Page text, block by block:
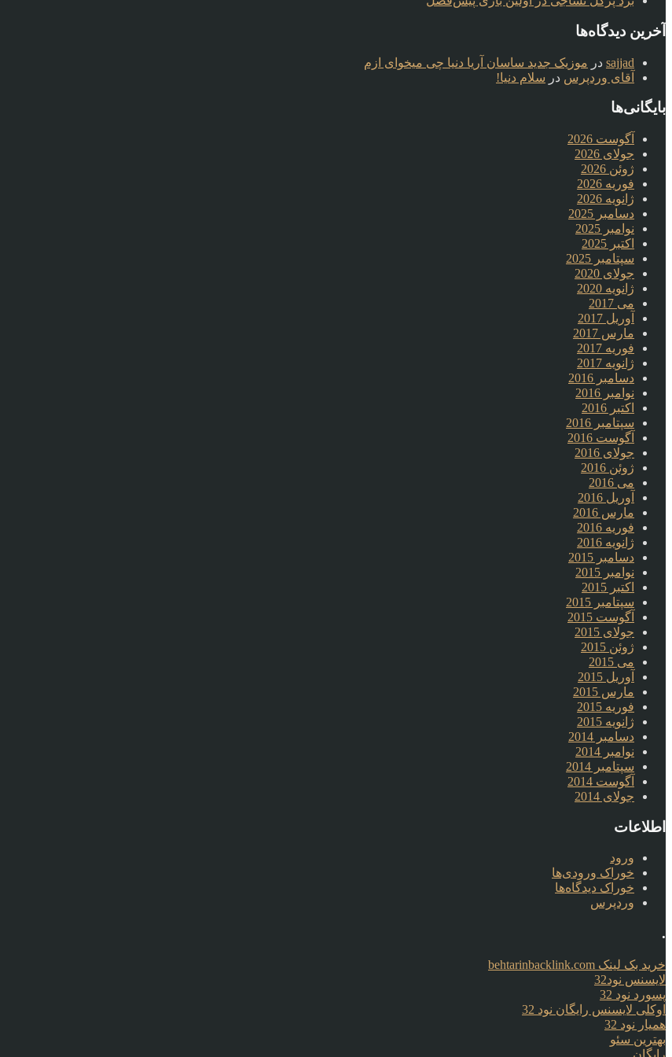
آخرین دیدگاه‌ها
sajjad در موزیک جدید ساسان آریا دنیا چی میخوای ازم
آقای وردپرس در سلام دنیا!
بایگانی‌ها
آگوست 2026
جولای 2026
ژوئن 2026
فوریه 2026
ژانویه 2026
دسامبر 2025
نوامبر 2025
اکتبر 2025
سپتامبر 2025
جولای 2020
ژانویه 2020
می 2017
آوریل 2017
مارس 2017
فوریه 2017
ژانویه 2017
دسامبر 2016
نوامبر 2016
اکتبر 2016
سپتامبر 2016
آگوست 2016
جولای 2016
ژوئن 2016
می 2016
آوریل 2016
مارس 2016
فوریه 2016
ژانویه 2016
دسامبر 2015
نوامبر 2015
اکتبر 2015
سپتامبر 2015
آگوست 2015
جولای 2015
ژوئن 2015
می 2015
آوریل 2015
مارس 2015
فوریه 2015
ژانویه 2015
دسامبر 2014
نوامبر 2014
سپتامبر 2014
آگوست 2014
جولای 2014
اطلاعات
ورود
خوراک ورودی‌ها
خوراک دیدگاه‌ها
وردپرس
.
خرید بک لینک behtarinbacklink.com
لایسنس نود32
پسورد نود 32
اوکلی لایسنس رایگان نود 32
همیار نود 32
بهترین سئو
رایگان